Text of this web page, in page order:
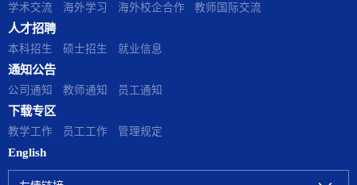
学术交流 海外学习 海外校企合作 教师国际交流
人才招聘
本科招生 硕士招生 就业信息
通知公告
公司通知 教师通知 员工通知
下载专区
教学工作 员工工作 管理规定
English